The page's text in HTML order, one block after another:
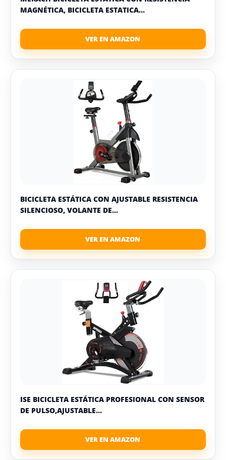
MAGNÉTICA, BICICLETA ESTATICA...
BICICLETA ESTÁTICA CON AJUSTABLE RESISTENCIA
SILENCIOSO, VOLANTE DE...
ISE BICICLETA ESTÁTICA PROFESIONAL CON SENSOR
DE PULSO,AJUSTABLE...